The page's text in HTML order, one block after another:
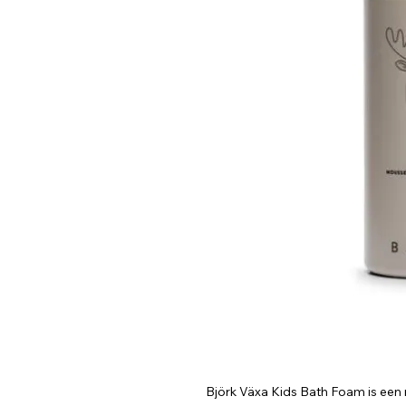
Björk Växa Kids Bath Foam is